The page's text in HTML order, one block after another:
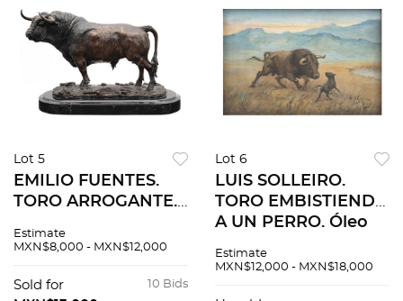
Lot 5
EMILIO FUENTES.
TORO ARROGANTE.
patinado con base
fechada y seriada:
Estimate
MXN$8,000 - MXN$12,000
10 Bids
Sold for
Lot 6
LUIS SOLLEIRO.
TORO EMBISTIENDO
A UN PERRO. Óleo
"Luis Solleiro". 40 x
Estimate
MXN$12,000 - MXN$18,000